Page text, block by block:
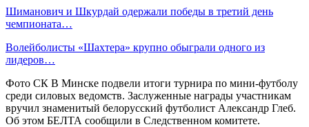
Шиманович и Шкурдай одержали победы в третий день
чемпионата…
Волейболисты «Шахтера» крупно обыграли одного из
лидеров…
Фото СК В Минске подвели итоги турнира по мини-футболу
среди силовых ведомств. Заслуженные награды участникам
вручил знаменитый белорусский футболист Александр Глеб.
Об этом БЕЛТА сообщили в Следственном комитете.